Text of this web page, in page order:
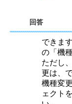
回答
できま
の「機
ただし
更は、
機種変
ェクト